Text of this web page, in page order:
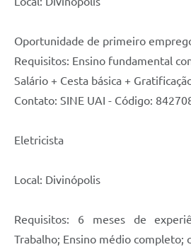
Oportunidade de primeiro
Requisitos: Ensino fundamental
Salário + Cesta básica +
Contato: SINE UAI - Código:
Eletricista
Local: Divinópolis
Requisitos: 6 meses de
Trabalho; Ensino médio completo;